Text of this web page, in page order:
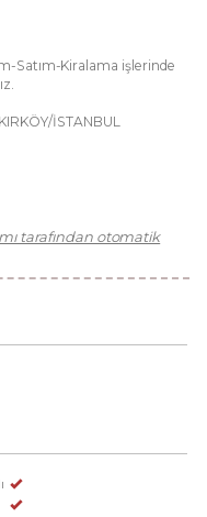
Satım-Kiralama işlerinde
İSTANBUL
tarafından otomatik